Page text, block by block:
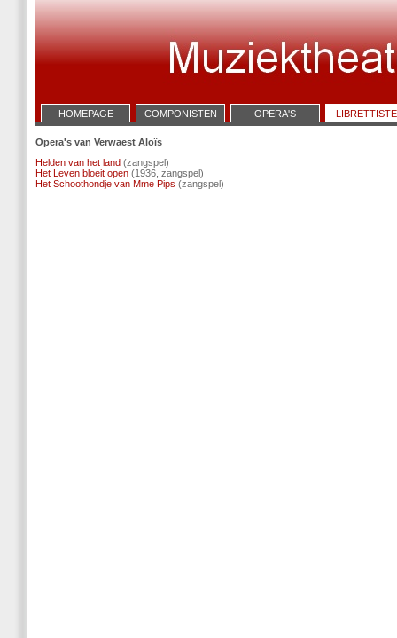
HOMEPAGE COMPONISTEN OPERA'S
Opera's van Verwaest Aloïs
Helden van het land (zangspel)
Het Leven bloeit open (1936, zangspel)
Het Schoothondje van Mme Pips (zangspel)